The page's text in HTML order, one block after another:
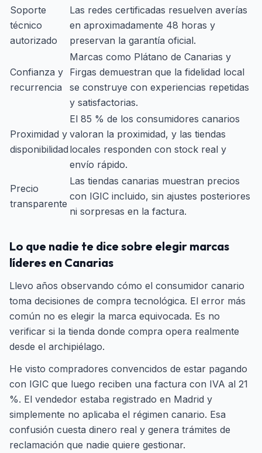
Soporte
técnico
autorizado
Las redes certificadas resuelven averías
en aproximadamente 48 horas y
preservan la garantía oficial.
Confianza y
recurrencia
Marcas como Plátano de Canarias y
Firgas demuestran que la fidelidad local
se construye con experiencias repetidas
y satisfactorias.
Proximidad y
disponibilidad
El 85 % de los consumidores canarios
valoran la proximidad, y las tiendas
locales responden con stock real y
envío rápido.
Precio
transparente
Las tiendas canarias muestran precios
con IGIC incluido, sin ajustes posteriores
ni sorpresas en la factura.
Lo que nadie te dice sobre elegir marcas
líderes en Canarias
Llevo años observando cómo el consumidor canario
toma decisiones de compra tecnológica. El error más
común no es elegir la marca equivocada. Es no
verificar si la tienda donde compra opera realmente
desde el archipiélago.
He visto compradores convencidos de estar pagando
con IGIC que luego reciben una factura con IVA al 21
%. El vendedor estaba registrado en Madrid y
simplemente no aplicaba el régimen canario. Esa
confusión cuesta dinero real y genera trámites de
reclamación que nadie quiere gestionar.